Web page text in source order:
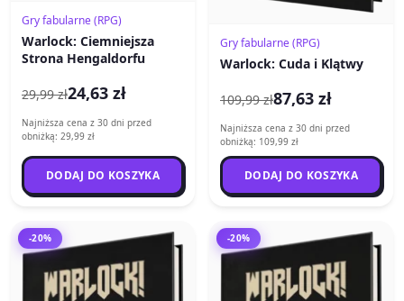
Gry fabularne (RPG)
Warlock: Ciemniejsza
Strona Hengaldorfu
29,99 zł24,63 zł
Najniższa cena z 30 dni przed
obniżką: 29,99 zł
DODAJ DO KOSZYKA
Gry fabularne (RPG)
Warlock: Cuda i Klątwy
109,99 zł87,63 zł
Najniższa cena z 30 dni przed
obniżką: 109,99 zł
DODAJ DO KOSZYKA
-20% -20%